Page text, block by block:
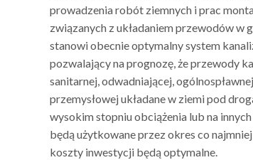
prowadzenia robót ziemnych i prac
związanych z układaniem przewodów w
stanowi obecnie optymalny system
pozwalający na prognozę, że przewody
sanitarnej, odwadniającej,
przemysłowej układane w ziemi pod
wysokim stopniu obciążenia lub na
będą użytkowane przez okres co najmniej
koszty inwestycji będą optymalne.